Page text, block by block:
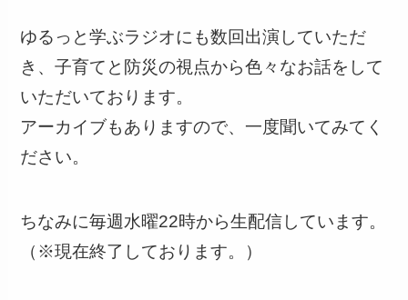
ゆるっと学ぶラジオにも数回出演していただ
き、子育てと防災の視点から色々なお話をして
いただいております。
アーカイブもありますので、一度聞いてみてく
ださい。
ちなみに毎週水曜22時から生配信しています。
（※現在終了しております。）